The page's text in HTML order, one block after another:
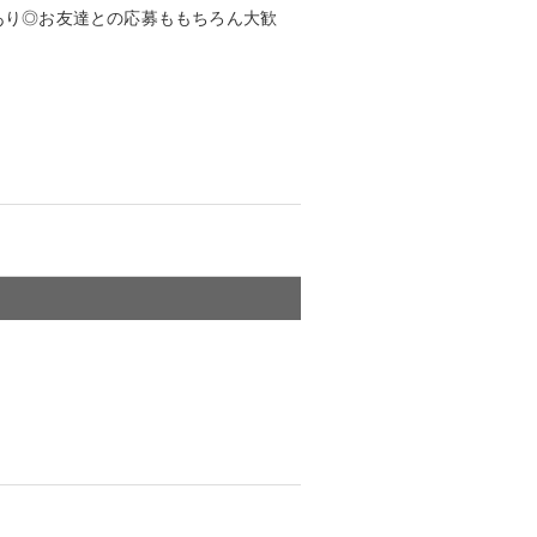
◎お友達との応募ももちろん大歓